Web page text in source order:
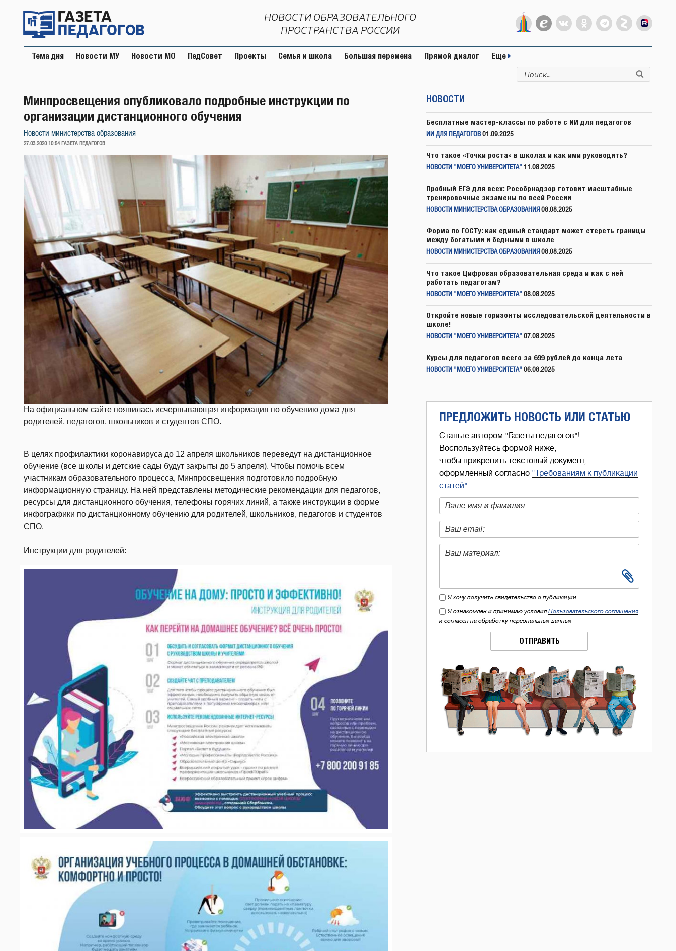
содержимому
НОВОСТИ ОБРАЗОВАТЕЛЬНОГО
ПРОСТРАНСТВА РОССИИ
Тема дня Новости МУ Новости МО ПедСовет Проекты Семья и школа Большая перемена Прямой диалог Еще
Искать:
Минпросвещения опубликовало подробные инструкции по
организации дистанционного обучения
Новости министерства образования
ОПУБЛИКОВАНО
27.03.2020 10:54 ГАЗЕТА ПЕДАГОГОВ
На официальном сайте появилась исчерпывающая информация по обучению дома для
родителей, педагогов, школьников и студентов СПО.
В целях профилактики коронавируса до 12 апреля школьников переведут на дистанционное
обучение (все школы и детские сады будут закрыты до 5 апреля). Чтобы помочь всем
участникам образовательного процесса, Минпросвещения подготовило подробную
информационную страницу. На ней представлены методические рекомендации для педагогов,
ресурсы для дистанционного обучения, телефоны горячих линий, а также инструкции в форме
инфографики по дистанционному обучению для родителей, школьников, педагогов и студентов
СПО.
Инструкции для родителей:
НОВОСТИ
Бесплатные мастер-классы по работе с ИИ для педагогов
ИИ ДЛЯ ПЕДАГОГОВ 01.09.2025
Что такое «Точки роста» в школах и как ими руководить?
НОВОСТИ "МОЕГО УНИВЕРСИТЕТА" 11.08.2025
Пробный ЕГЭ для всех: Рособрнадзор готовит масштабные
тренировочные экзамены по всей России
НОВОСТИ МИНИСТЕРСТВА ОБРАЗОВАНИЯ 08.08.2025
Форма по ГОСТу: как единый стандарт может стереть границы
между богатыми и бедными в школе
НОВОСТИ МИНИСТЕРСТВА ОБРАЗОВАНИЯ 08.08.2025
Что такое Цифровая образовательная среда и как с ней
работать педагогам?
НОВОСТИ "МОЕГО УНИВЕРСИТЕТА" 08.08.2025
Откройте новые горизонты исследовательской деятельности в
школе!
НОВОСТИ "МОЕГО УНИВЕРСИТЕТА" 07.08.2025
Курсы для педагогов всего за 699 рублей до конца лета
НОВОСТИ "МОЕГО УНИВЕРСИТЕТА" 06.08.2025
ПРЕДЛОЖИТЬ НОВОСТЬ ИЛИ СТАТЬЮ
Станьте автором "Газеты педагогов"!
Воспользуйтесь формой ниже,
чтобы прикрепить текстовый документ,
оформленный согласно "Требованиям к публикации
статей".
Я хочу получить свидетельство о публикации
Я ознакомлен и принимаю условия Пользовательского соглашения
и согласен на обработку персональных данных
ОТПРАВИТЬ